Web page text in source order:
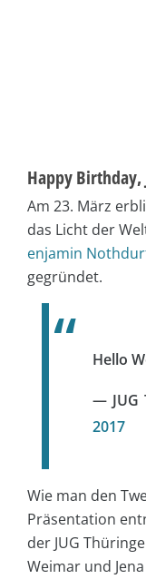
Happy Birthday,
Am 23. März
das Licht der
enjamin
gegründet.
Hello
— JUG
2017
Wie man den
Präsentation
der JUG
Weimar und